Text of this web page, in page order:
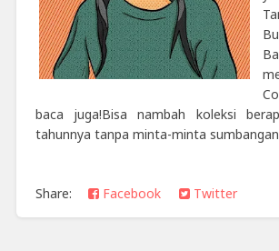
baca juga!Bisa nambah koleksi
tahunnya tanpa minta-minta
Share:
Facebook Twitter